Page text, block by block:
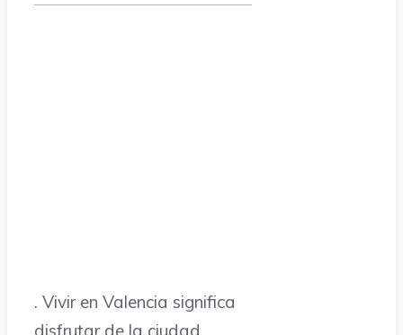
. Vivir en Valencia significa
disfrutar de la ciudad